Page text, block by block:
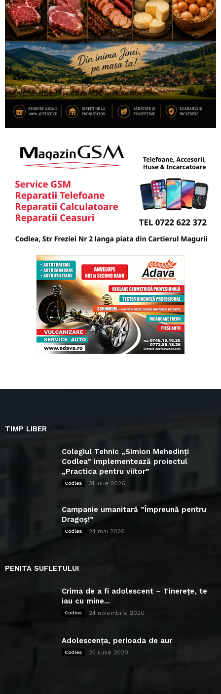
TIMP LIBER
Colegiul Tehnic „Simion Mehedinți
Codlea” implementează proiectul
„Practica pentru viitor”
Codlea 31 iulie 2026
Campanie umanitară ”Împreună pentru
Dragoș!”
Codlea 24 mai 2026
PENITA SUFLETULUI
Crima de a fi adolescent – Tinerețe, te
iau cu mine...
Codlea 24 noiembrie 2020
Adolescența, perioada de aur
Codlea 25 iunie 2020